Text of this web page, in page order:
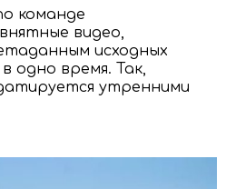
команде
видео,
исходных
одно время. Так,
утренними